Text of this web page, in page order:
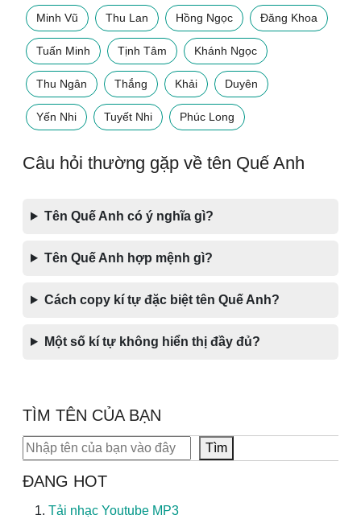
Minh Vũ Thu Lan Hồng Ngọc Đăng Khoa
Tuấn Minh Tịnh Tâm Khánh Ngọc
Thu Ngân Thắng Khải Duyên
Yến Nhi Tuyết Nhi Phúc Long
Câu hỏi thường gặp về tên Quế Anh
Tên Quế Anh có ý nghĩa gì?
Tên Quế Anh hợp mệnh gì?
Cách copy kí tự đặc biệt tên Quế Anh?
Một số kí tự không hiển thị đầy đủ?
TÌM TÊN CỦA BẠN
Tìm kiếm Tìm
ĐANG HOT
Tải nhạc Youtube MP3